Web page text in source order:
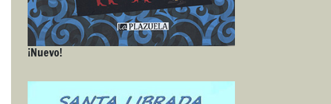
¡Nuevo!